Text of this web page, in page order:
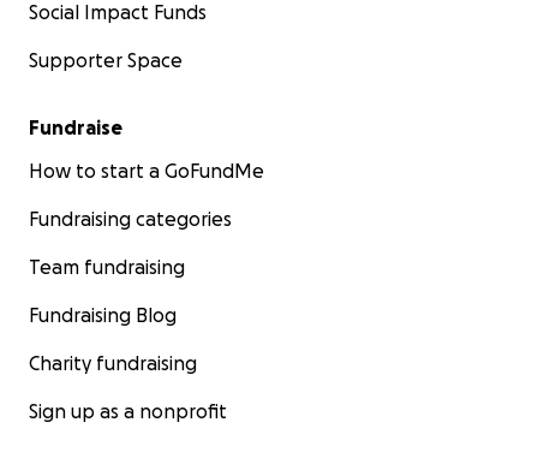
Social Impact Funds
Supporter Space
Fundraise
How to start a GoFundMe
Fundraising categories
Team fundraising
Fundraising Blog
Charity fundraising
Sign up as a nonprofit